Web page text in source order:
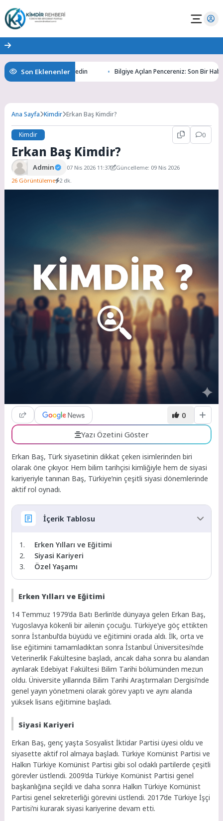
Son Eklenenler
Gizemlerini Keşfedin Bilgiye Açılan Pencereniz: Son Bir Haber ile
Ana Sayfa Kimdir Erkan Baş Kimdir?
Kimdir 0
Erkan Baş Kimdir?
Admin 07 Nis 2026 11:37
Güncelleme: 09 Nis 2026
26 Görüntüleme 2 dk.
0
Yazı Özetini Göster
Erkan Baş, Türk siyasetinin dikkat çeken isimlerinden biri
olarak öne çıkıyor. Hem bilim tarihçisi kimliğiyle hem de siyasi
kariyeriyle tanınan Baş, Türkiye’nin çeşitli siyasi dönemlerinde
aktif rol oynadı.
İçerik Tablosu
Erken Yılları ve Eğitimi
Siyasi Kariyeri
Özel Yaşamı
Erken Yılları ve Eğitimi
14 Temmuz 1979’da Batı Berlin’de dünyaya gelen Erkan Baş,
Yugoslavya kökenli bir ailenin çocuğu. Türkiye’ye göç ettikten
sonra İstanbul’da büyüdü ve eğitimini orada aldı. İlk, orta ve
lise eğitimini tamamladıktan sonra İstanbul Üniversitesi’nde
Veterinerlik Fakültesine başladı, ancak daha sonra bu alandan
ayrılarak Edebiyat Fakültesi Bilim Tarihi bölümünden mezun
oldu. Üniversite yıllarında Bilim Tarihi Araştırmaları Dergisi’nde
genel yayın yönetmeni olarak görev yaptı ve aynı alanda
yüksek lisans eğitimine başladı.
Siyasi Kariyeri
Erkan Baş, genç yaşta Sosyalist İktidar Partisi üyesi oldu ve
siyasette aktif rol almaya başladı. Türkiye Komünist Partisi ve
Halkın Türkiye Komünist Partisi gibi sol odaklı partilerde çeşitli
görevler üstlendi. 2009’da Türkiye Komünist Partisi genel
başkanlığına seçildi ve daha sonra Halkın Türkiye Komünist
Partisi genel sekreterliği görevini üstlendi. 2017’de Türkiye İşçi
Partisi’ni kurarak siyasi kariyerine devam etti.